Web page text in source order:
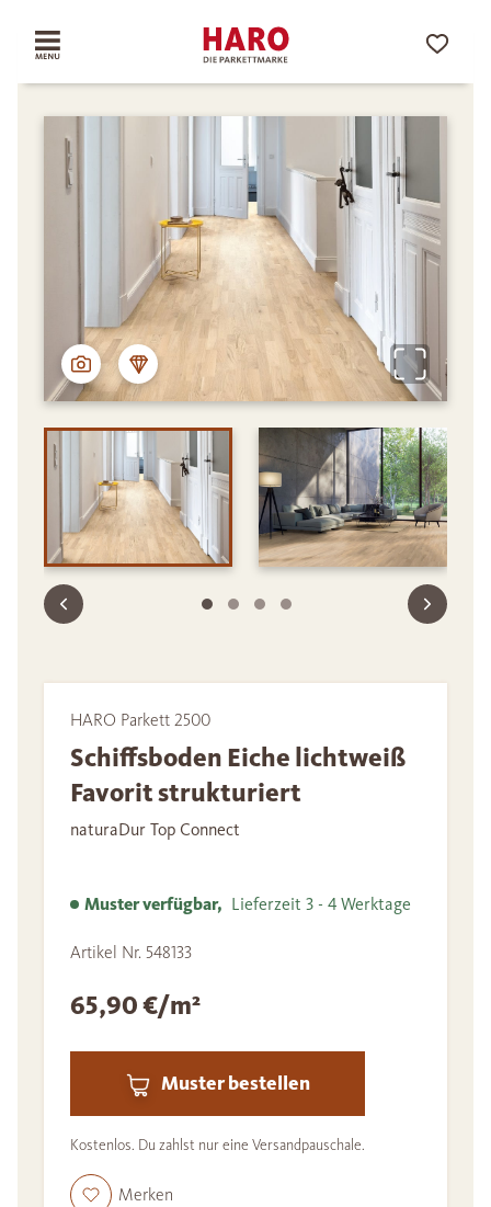
HARO Parkett 2500
Schiffsboden Eiche lichtweiß
Favorit strukturiert
naturaDur Top Connect
Muster verfügbar, Lieferzeit 3 - 4 Werktage
Artikel Nr. 548133
65,90 €/m²
Muster bestellen
Kostenlos. Du zahlst nur eine Versandpauschale.
Merken